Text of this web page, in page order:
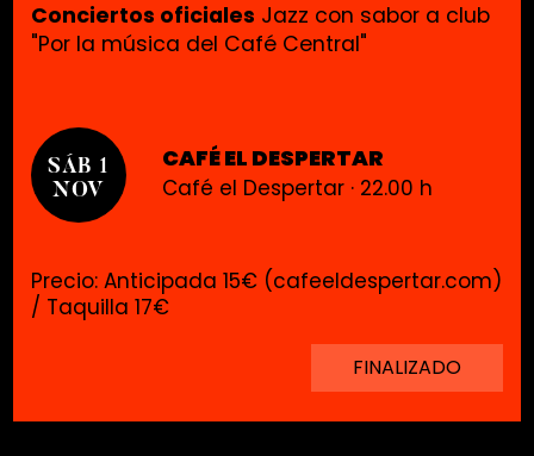
Conciertos oficiales Jazz con sabor a club
"Por la música del Café Central"
SÁB 1
NOV
CAFÉ EL DESPERTAR
Café el Despertar · 22.00 h
Precio: Anticipada 15€ (cafeeldespertar.com)
/ Taquilla 17€
FINALIZADO